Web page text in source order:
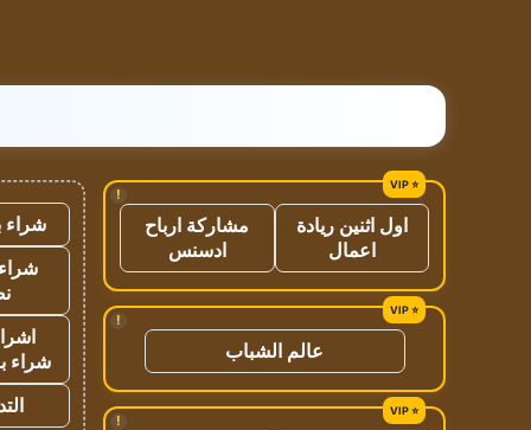
!
اول اثنين ريادة
اعمال
مشاركة ارباح
ادسنس
!
عالم الشباب
!
شراء
شراء